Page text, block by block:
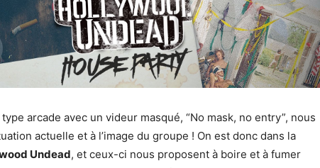
arcade avec un videur masqué, “No mask, no entry”, nous
actuelle et à l’image du groupe ! On est donc dans la
Undead, et ceux-ci nous proposent à boire et à fumer